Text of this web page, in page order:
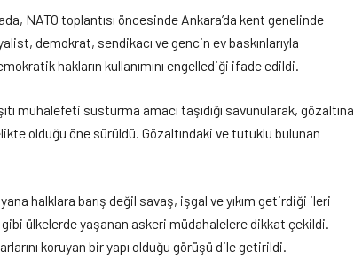
NATO toplantısı öncesinde Ankara’da kent genelinde
demokrat, sendikacı ve gencin ev baskınlarıyla
hakların kullanımını engellediği ifade edildi.
muhalefeti susturma amacı taşıdığı savunularak, gözaltına
olduğu öne sürüldü. Gözaltındaki ve tutuklu bulunan
halklara barış değil savaş, işgal ve yıkım getirdiği ileri
ülkelerde yaşanan askeri müdahalelere dikkat çekildi.
koruyan bir yapı olduğu görüşü dile getirildi.